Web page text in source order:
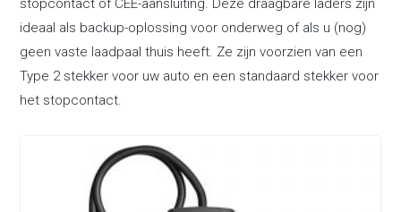
stopcontact of CEE-aansluiting. Deze draagbare laders zijn
ideaal als backup-oplossing voor onderweg of als u (nog)
geen vaste laadpaal thuis heeft. Ze zijn voorzien van een
Type 2 stekker voor uw auto en een standaard stekker voor
het stopcontact.